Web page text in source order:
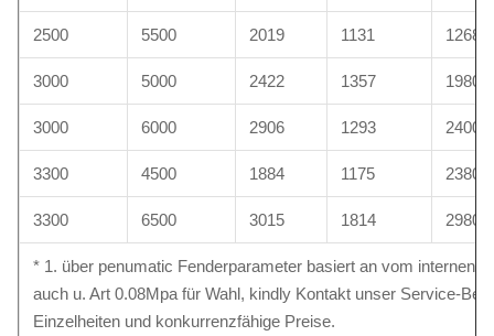
2500 5500 2019 1131 1268
3000 5000 2422 1357 1980
3000 6000 2906 1293 2400
3300 4500 1884 1175 2380
3300 6500 3015 1814 2980
* 1. über penumatic Fenderparameter basiert an vom internen
auch u. Art 0.08Mpa für Wahl, kindly Kontakt unser Service-
Einzelheiten und konkurrenzfähige Preise.